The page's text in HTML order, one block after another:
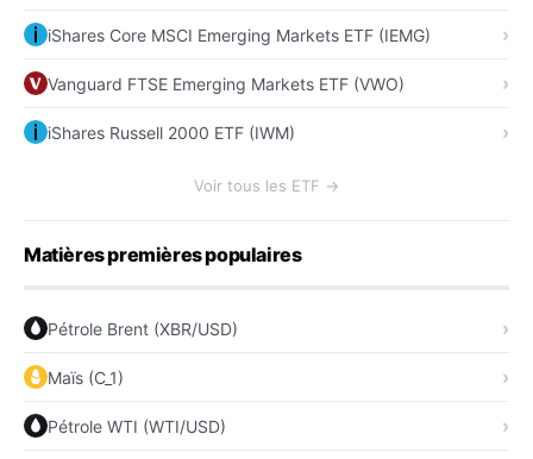
iShares Core MSCI Emerging Markets ETF (IEMG)
Vanguard FTSE Emerging Markets ETF (VWO)
iShares Russell 2000 ETF (IWM)
Voir tous les ETF →
Matières premières populaires
Pétrole Brent (XBR/USD)
Maïs (C_1)
Pétrole WTI (WTI/USD)